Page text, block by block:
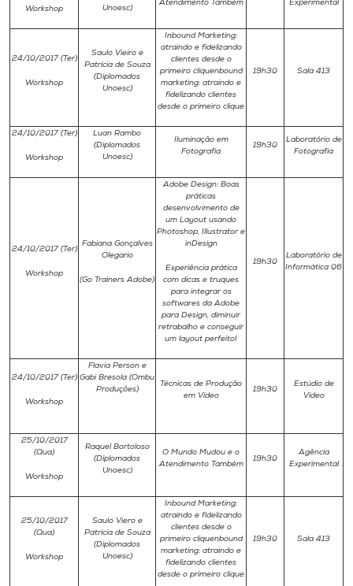
Workshop
Unoesc)
Atendimento Também
Experimental
24/10/2017 (Ter)
Workshop
Saulo Vieiro e
Patrícia de Souza
(Diplomados
Unoesc)
Inbound Marketing:
atraindo e fidelizando
clientes desde o
primeiro cliquenbound
marketing: atraindo e
fidelizando clientes
desde o primeiro clique
19h30 Sala 413
24/10/2017 (Ter)
Workshop
Luan Rambo
(Diplomados
Unoesc)
Iluminação em
Fotografia
19h30
Laboratório de
Fotografia
24/10/2017 (Ter)
Workshop
Fabiana Gonçalves
Olegario
(Go Trainers Adobe)
Adobe Design: Boas
práticas
desenvolvimento de
um Layout usando
Photoshop, Illustrator e
inDesign
Experiência prática
com dicas e truques
para integrar os
softwares da Adobe
para Design, diminuir
retrabalho e conseguir
um layout perfeito!
19h30
Laboratório de
Informática 06
24/10/2017 (Ter)
Workshop
Flavia Person e
Gabi Bresola (Ombu
Produções)
Técnicas de Produção
em Vídeo
19h30
Estúdio de
Vídeo
25/10/2017
(Qua)
Workshop
Raquel Bortoloso
(Diplomados
Unoesc)
O Mundo Mudou e o
Atendimento Também
19h30
Agência
Experimental
25/10/2017
(Qua)
Workshop
Saulo Viero e
Patrícia de Souza
(Diplomados
Unoesc)
Inbound Marketing:
atraindo e fidelizando
clientes desde o
primeiro cliquenbound
marketing: atraindo e
fidelizando clientes
desde o primeiro clique
19h30 Sala 413